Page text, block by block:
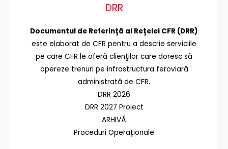
DRR
Documentul de Referinţă al Reţelei CFR (DRR)
este elaborat de CFR pentru a descrie serviciile
pe care CFR le oferă clienţilor care doresc să
opereze trenuri pe infrastructura feroviară
administrată de CFR.
DRR 2026
DRR 2027 Proiect
ARHIVĂ
Proceduri Operaționale